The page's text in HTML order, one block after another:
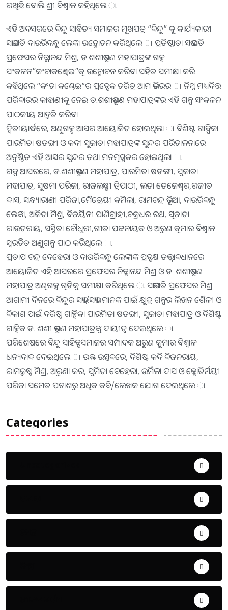
ରଖିଛି ବୋଲି ଶ୍ରୀ ବିଶ୍ବାଳ କହିଥିଲେ ା
ଏହି ଅବସରରେ ବିନ୍ଦୁ ସାହିତ୍ୟ ସମାଜର ମୂଖପତ୍ର “ବିନ୍ଦୁ” କୁ କାର୍ଯ୍ୟକାରୀ
ସଭାପତି ବାଉରିବନ୍ଧୁ ଲେଙ୍କା ଉନ୍ମୋଚନ କରିଥିଲେ ା ପ୍ରତିଷ୍ଠାତା ସଭାପତି
ପ୍ରଫେସର ନିତ୍ଯାନନ୍ଦ ମିଶ୍ର, ଡ.ଶଶୀଭୂଷଣ ମହାପାତ୍ରଙ୍କ ଗଳ୍ପ
ସଂକଳନ”କଂଚାକଣ୍ଢେଇ”କୁ ଉନ୍ମୋଚନ କରିବା ସହିତ ସମୀକ୍ଷା କରି
କହିଥିଲେ “କଂଚା କଣ୍ଢେଇ”ର ପ୍ରତ୍ଯେକ ଚରିତ୍ର ଆମ ଭିତରର ା ନିମ୍ନ ମଧ୍ୟବିତ୍ତ
ପରିବାରର କାହାଣୀକୁ ନେଇ ଡ.ଶଶୀଭୂଷଣ ମହାପାତ୍ରଙ୍କର ଏହି ଗଳ୍ପ ସଂକଳନ
ପାଠକୀୟ ଆଦ୍ରୁତି କରିବ।
ଦ୍ବିତୀୟାର୍ଦ୍ଧରେ, ଅଣୁଗଳ୍ପ ଆସର ଆୟୋଜିତ ହୋଇଥିଲା ା ବିଶିଷ୍ଟ ଗାଳ୍ପିକା
ପାରମିତା ଷଡଙ୍ଗୀ ଓ କବୀ ସୁଜାତା ମହାପାତ୍ରଙ୍କ ସୁନ୍ଦର ପରିଚାଳନାରେ
ଅନୁଷ୍ଠିତ ଏହି ଆସର ସୁନ୍ଦର ତଥା ମନମୁଗ୍ଧକର ହୋଇଥିଲା ା
ଗଳ୍ପ ଆସରରେ, ଡ.ଶଶୀଭୂଷଣ ମହାପାତ୍ର, ପାରମିତା ଷଡଙ୍ଗୀ, ସୁଜାତା
ମହାପାତ୍ର, ସୁଷମା ପରିଜା, ରାଜଲକ୍ଷ୍ମୀ ତ୍ରିପାଠୀ, ଲତା ତେଜେଶ୍ବର,ରଜୀତ
ଦାସ, ସନ୍ଧ୍ୟାରାଣୀ ପରିଜା,ମୈତ୍ରେୟୀ କମିଲା, ରାମଚନ୍ଦ୍ର ଭୂତିଆ, ବାଉରିବନ୍ଧୁ
ଲେଙ୍କା, ଅଜିତା ମିଶ୍ର, ବିଜୟିନୀ ପାଣିଗ୍ରାହୀ,ଚକ୍ରଧର ରଥ, ସୁଜାତା
ରାଉତରାୟ, ସସ୍ମିତା ଚୌଧୂରୀ,ଗୀତା ପଟ୍ଟନାୟକ ଓ ଅରୁଣ କୁମାର ବିଶ୍ବାଳ
ସ୍ବରଚିତ ଅଣୁଗଳ୍ପ ପାଠ କରିଥିଲେ ା
ପ୍ରତାପ ଚନ୍ଦ୍ର ବେହେରା ଓ ବାଉରିବନ୍ଧୁ ଲେଙ୍କାଙ୍କ ପ୍ରତ୍ଯକ୍ଷ ତତ୍ତ୍ବାବଧାନରେ
ଆୟୋଜିତ ଏହି ଆସରରେ ପ୍ରଫେସର ନିତ୍ଯାନନ୍ଦ ମିଶ୍ର ଓ ଡ. ଶଶୀଭୂଷଣ
ମହାପାତ୍ର ଅଣୁଗଳ୍ପ ଗୁଡିକୁ ସମୀକ୍ଷା କରିଥିଲେ ା ସଭାପତି ପ୍ରଫେସର ମିଶ୍ର
ଆଗାମୀ ଦିନରେ ବିନ୍ଦୁର ସଭ୍ୟ/ସଭ୍ୟା ମାନଙ୍କ ପାଇଁ କ୍ଷୁଦ୍ର ଗଳ୍ପର ଲିଖନ ଶୈଳୀ ଓ
ବିକାଶ ପାଇଁ ବରିଷ୍ଠ ଗାଳ୍ପିକା ପାରମିତା ଷଡଙ୍ଗୀ, ସୁଜାତା ମହାପାତ୍ର ଓ ବିଶିଷ୍ଟ
ଗାଳ୍ପିକ ଡ. ଶଶୀ ଭୂଷଣ ମହାପାତ୍ରଙ୍କୁ ଦାୟୀତ୍ବ ଦେଇଥିଲେ ା
ପରିଶେଷରେ ବିନ୍ଦୁ ସାହିତ୍ଯସମାଜର ସମ୍ପାଦକ ଅରୁଣ କୁମାର ବିଶ୍ବାଳ
ଧନ୍ୟବାଦ ଦେଇଥିଲେ ା ଉକ୍ତ ଉତ୍ସବରେ, ବିଶିଷ୍ଟ କବି ବିଜନରାୟ,
ରାମକ୍ରୁଷ୍ଣ ମିଶ୍ର, ଅରୁଣା କର, ସୁମିତା ବେହେରା, ଉର୍ମିଳା ଦାସ ଓ ଜ୍ଯୋତିର୍ମୟୀ
ପରିଜା ସମେତ ପଚାଶରୁ ଅଧିକ କବି/ଲେଖକ ଯୋଗ ଦେଇଥିଲେ ା
Categories